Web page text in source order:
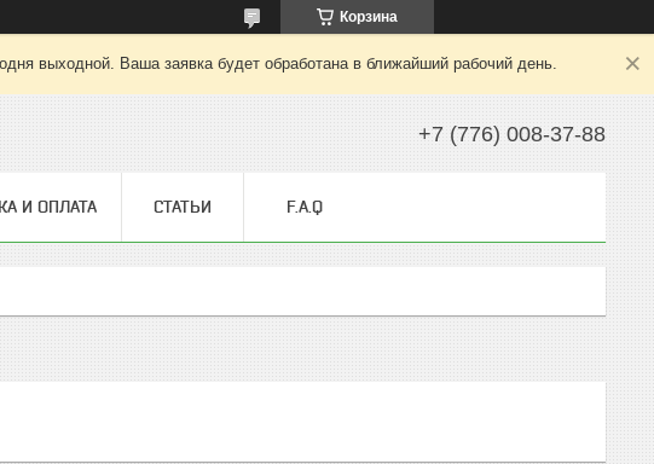
Корзина
выходной. Ваша заявка будет обработана в ближайший рабочий день.
+7 (776) 008-37-88
И ОПЛАТА СТАТЬИ F.A.Q